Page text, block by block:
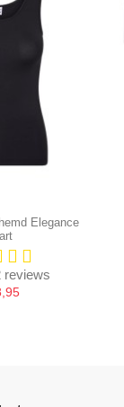
Elegance
reviews